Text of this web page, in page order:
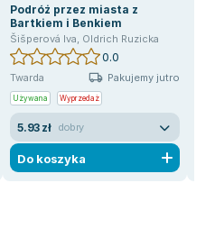
Podróż przez miasta z
Bartkiem i Benkiem
Šišperová Iva, Oldrich Ruzicka
0.0
Twarda Pakujemy jutro
Używana Wyprzedaż
5.93 zł dobry
Do koszyka